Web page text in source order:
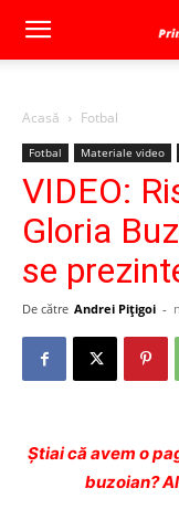
Acasă Fotbal
Fotbal Materiale video
VIDEO:
Gloria
se
De către Andrei Pițigoi -
Ştiai că avem o
buzoian?